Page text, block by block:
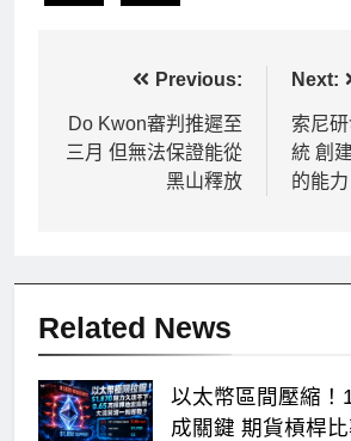
章
導
Previous:
Do Kwon審判推遲至
三月 但無法保證能從
黑山釋放
Next:
索尼
統 創
的能力
Related News
以太幣區間壓縮！
成關鍵 期貨槓桿